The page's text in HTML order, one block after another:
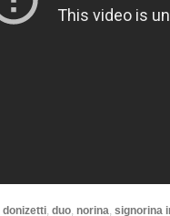
donizetti, duo, norina, signorina